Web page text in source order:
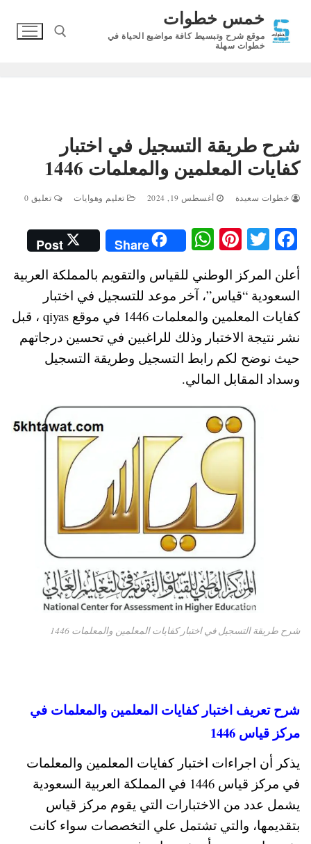
المحتوى
خمس خطوات
موقع شرح وتبسيط كافة مواضيع الحياة في
خطوات سهلة
شرح طريقة التسجيل في اختبار
كفايات المعلمين والمعلمات 1446
خطوات سعيدة أغسطس 19, 2024 تعليم وهوايات تعليق 0
Fa
ce
bo
ok
T
wi
tte
r
Pi
nt
er
es
t
W
ha
ts
A
pp
Share
Post
أعلن المركز الوطني للقياس والتقويم بالمملكة العربية
السعودية “قياس”، آخر موعد للتسجيل في اختبار
كفايات المعلمين والمعلمات 1446 في موقع qiyas ، قبل
نشر نتيجة الاختبار وذلك للراغبين في تحسين درجاتهم
حيث نوضح لكم رابط التسجيل وطريقة التسجيل
وسداد المقابل المالي.
شرح طريقة التسجيل في اختبار كفايات المعلمين والمعلمات 1446
شرح تعريف اختبار كفايات المعلمين والمعلمات في
مركز قياس 1446
يذكر أن اجراءات اختبار كفايات المعلمين والمعلمات
في مركز قياس 1446 في المملكة العربية السعودية
يشمل عدد من الاختبارات التي يقوم مركز قياس
بتقديمها، والتي تشتمل علي التخصصات سواء كانت